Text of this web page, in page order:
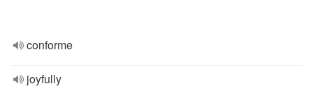
conforme
joyfully